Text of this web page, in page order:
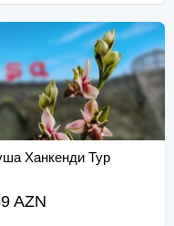
Ханкенди Тур
AZN